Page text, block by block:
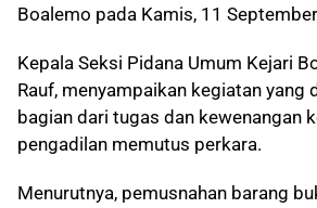
Boalemo pada Kamis, 11
Kepala Seksi Pidana Umum Kejari
Rauf, menyampaikan kegiatan yang
bagian dari tugas dan kewenangan
pengadilan memutus perkara.
Menurutnya, pemusnahan barang